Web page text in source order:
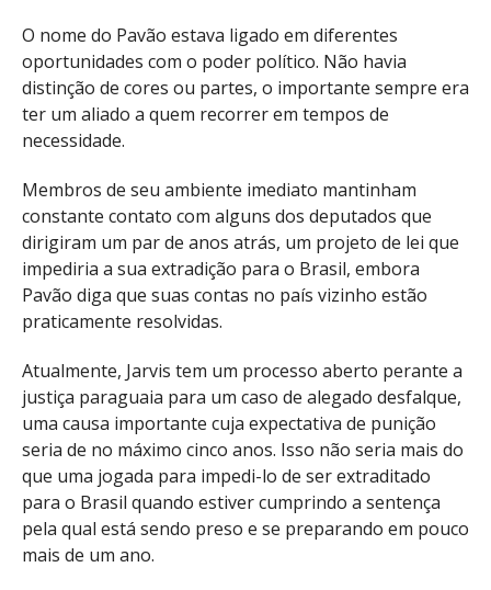
O nome do Pavão estava ligado em diferentes
oportunidades com o poder político. Não havia
distinção de cores ou partes, o importante sempre era
ter um aliado a quem recorrer em tempos de
necessidade.
Membros de seu ambiente imediato mantinham
constante contato com alguns dos deputados que
dirigiram um par de anos atrás, um projeto de lei que
impediria a sua extradição para o Brasil, embora
Pavão diga que suas contas no país vizinho estão
praticamente resolvidas.
Atualmente, Jarvis tem um processo aberto perante a
justiça paraguaia para um caso de alegado desfalque,
uma causa importante cuja expectativa de punição
seria de no máximo cinco anos. Isso não seria mais do
que uma jogada para impedi-lo de ser extraditado
para o Brasil quando estiver cumprindo a sentença
pela qual está sendo preso e se preparando em pouco
mais de um ano.